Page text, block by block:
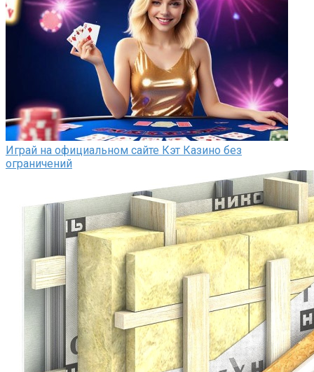
Играй на официальном сайте Кэт Казино без
ограничений